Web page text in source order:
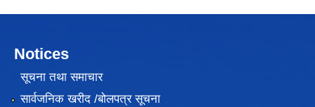
Notices
सूचना तथा समाचार
सार्वजनिक खरीद /बोलपत्र सूचना